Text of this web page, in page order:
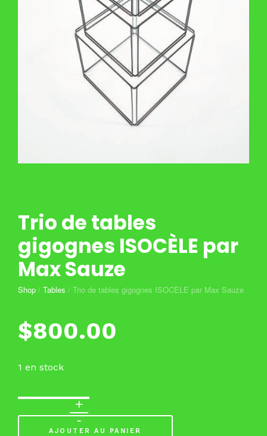
Trio de tables
gigognes ISOCÈLE par
Max Sauze
Shop / Tables / Trio de tables gigognes ISOCÈLE par Max Sauze
$800.00
1 en stock
AJOUTER AU PANIER